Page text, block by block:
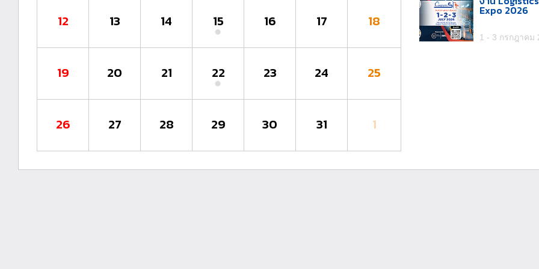
12 13 14 15 16 17 18
19 20 21 22 23 24 25
26 27 28 29 30 31 1
Expo 2026
1 - 3 กรกฎาคม